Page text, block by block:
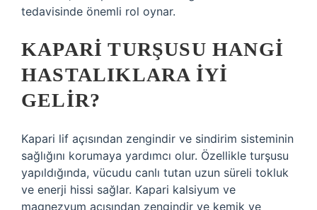
tedavisinde önemli rol oynar.
KAPARI TURŞUSU HANGI
HASTALIKLARA IYI
GELIR?
Kapari lif açısından zengindir ve sindirim sisteminin
sağlığını korumaya yardımcı olur. Özellikle turşusu
yapıldığında, vücudu canlı tutan uzun süreli tokluk
ve enerji hissi sağlar. Kapari kalsiyum ve
magnezyum açısından zengindir ve kemik ve